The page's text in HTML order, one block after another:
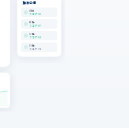
抽出企業
A社
スコア 92
B社
スコア 87
C社
スコア 81
D社
スコア 74